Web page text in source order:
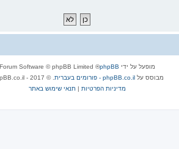
מופעל על ידי phpBB
® Forum Software © phpBB Limited
מבוסס על phpBB.co.il - פורומים בעברית
. © 2017 - phpBB.co.il.
מדיניות הפרטיות |תנאי שימוש באתר